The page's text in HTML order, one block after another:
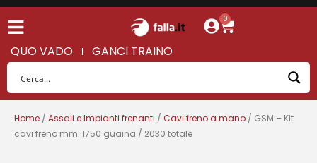
0
QUO VADO GANCI TRAINO
Home / Assali e Impianti frenanti / Cavi freno a mano / GSM – Kit
cavi freno mm. 1750 guaina / 2030 totale